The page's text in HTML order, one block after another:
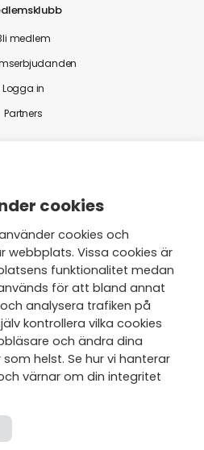
medlem
Logga in
Partners
Ekoappen
del av Ekoappens
och
och tar gärna del
och exklusiva
via min e-post.
cookies
cookies och
webbplats. Vissa cookies är
funktionalitet medan
för att bland annat
analysera trafiken på
kontrollera vilka cookies
och ändra dina
helst. Se hur vi hanterar
värnar om din integritet